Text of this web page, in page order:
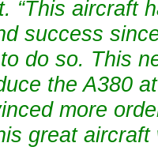
“This aircraft
success
do so. This
the A380
more
great